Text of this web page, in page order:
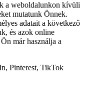
a weboldalunkon kívüli
mutatunk Önnek.
adatait a következő
és azok online
már használja a
Pinterest, TikTok